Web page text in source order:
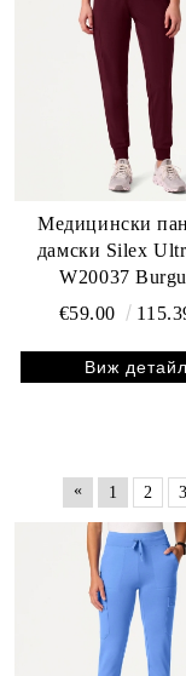
Медицински
дамски Silex
W20037
€59.00
Виж
«
1 2 3